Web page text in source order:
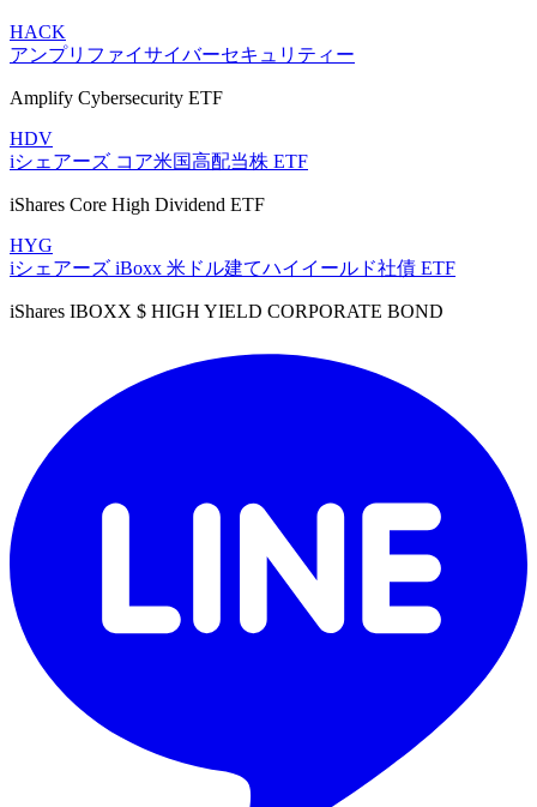
HACK
アンプリファイサイバーセキュリティー
Amplify Cybersecurity ETF
HDV
iシェアーズ コア米国高配当株 ETF
iShares Core High Dividend ETF
HYG
iシェアーズ iBoxx 米ドル建てハイイールド社債 ETF
iShares IBOXX $ HIGH YIELD CORPORATE BOND